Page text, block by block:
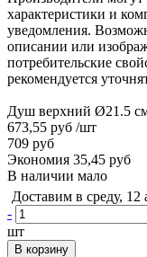
характеристики и
уведомления.
описании или
потребительские
рекомендуется
Душ верхний Ø21.5
673,55 руб /шт
709 руб
Экономия 35,45 руб
В наличии мало
Доставим в среду, 12
-
шт
В корзину